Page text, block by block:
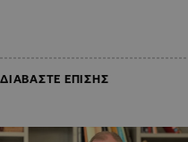
ΔΙΑΒΑΣΤΕ ΕΠΙΣΗΣ